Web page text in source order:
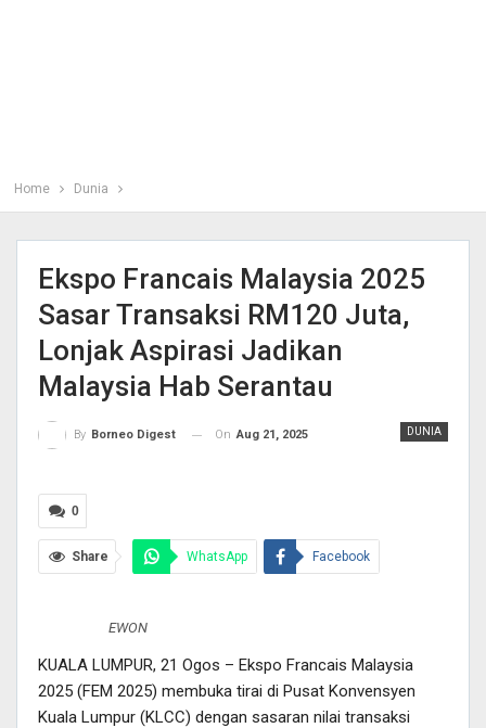
Home Dunia
Ekspo Francais Malaysia 2025
Sasar Transaksi RM120 Juta,
Lonjak Aspirasi Jadikan
Malaysia Hab Serantau
DUNIA
By Borneo Digest On Aug 21, 2025
0
Share WhatsApp Facebook
EWON
KUALA LUMPUR, 21 Ogos – Ekspo Francais Malaysia
2025 (FEM 2025) membuka tirai di Pusat Konvensyen
Kuala Lumpur (KLCC) dengan sasaran nilai transaksi